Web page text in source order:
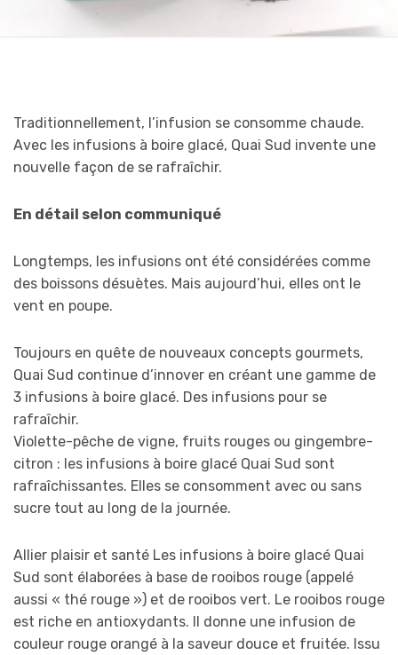
Traditionnellement, l’infusion se consomme chaude.
Avec les infusions à boire glacé, Quai Sud invente une
nouvelle façon de se rafraîchir.
En détail selon communiqué
Longtemps, les infusions ont été considérées comme
des boissons désuètes. Mais aujourd’hui, elles ont le
vent en poupe.
Toujours en quête de nouveaux concepts gourmets,
Quai Sud continue d’innover en créant une gamme de
3 infusions à boire glacé. Des infusions pour se
rafraîchir.
Violette-pêche de vigne, fruits rouges ou gingembre-
citron : les infusions à boire glacé Quai Sud sont
rafraîchissantes. Elles se consomment avec ou sans
sucre tout au long de la journée.
Allier plaisir et santé Les infusions à boire glacé Quai
Sud sont élaborées à base de rooibos rouge (appelé
aussi « thé rouge ») et de rooibos vert. Le rooibos rouge
est riche en antioxydants. Il donne une infusion de
couleur rouge orangé à la saveur douce et fruitée. Issu